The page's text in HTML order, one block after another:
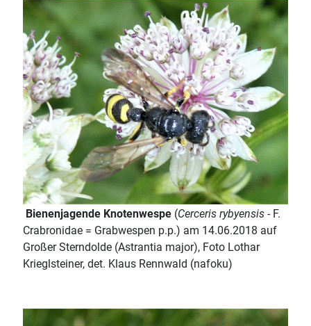
Bienenjagende Knotenwespe (Cerceris rybyensis - F.
Crabronidae = Grabwespen p.p.) am 14.06.2018 auf
Großer Sterndolde (Astrantia major), Foto Lothar
Krieglsteiner, det. Klaus Rennwald (nafoku)